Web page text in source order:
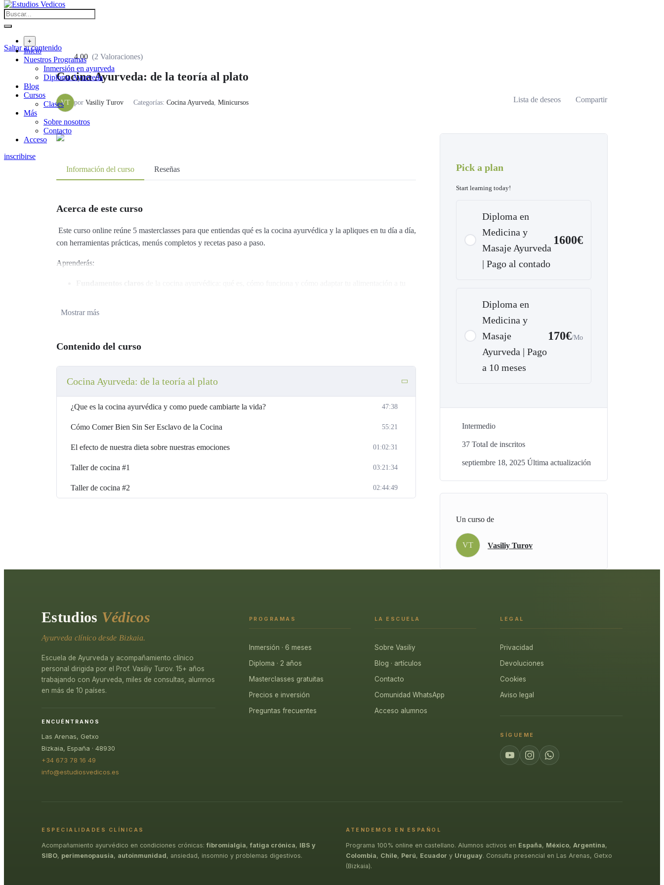
Saltar al contenido
+
Inicio
Nuestros Programas
Inmersión en ayurveda
Diploma Ayurveda
Blog
Cursos
Clases
Más
Sobre nosotros
Contacto
Acceso
inscribirse
4.00 (2 Valoraciones)
Cocina Ayurveda: de la teoría al plato
VT por Vasiliy Turov Categorías: Cocina Ayurveda, Minicursos Lista de deseos Compartir
Información del curso Reseñas
Acerca de este curso
Este curso online reúne 5 masterclasses para que entiendas qué es la cocina ayurvédica y la apliques en tu día a día,
con herramientas prácticas, menús completos y recetas paso a paso.
Aprenderás:
Organización y planificación
Taller práctico de cocina
No necesitas ingredientes raros ni conocimientos previos.
Solo ganas de comer mejor y sentirlo desde la primera comida.
Mostrar más
Contenido del curso
Cocina Ayurveda: de la teoría al plato
¿Que es la cocina ayurvédica y como puede cambiarte la vida? 47:38
Cómo Comer Bien Sin Ser Esclavo de la Cocina 55:21
El efecto de nuestra dieta sobre nuestras emociones 01:02:31
Taller de cocina #1 03:21:34
Taller de cocina #2 02:44:49
Pick a plan
Start learning today!
Diploma en
Medicina y
Masaje Ayurveda
| Pago al contado
1600€
Diploma en
Medicina y
Masaje
Ayurveda | Pago
a 10 meses
170€/Mo
Intermedio
37 TotaI de inscritos
septiembre 18, 2025 Última actualización
Un curso de
VT Vasiliy Turov
Estudios Védicos
Ayurveda clínico desde Bizkaia.
Escuela de Ayurveda y acompañamiento clínico
personal dirigida por el Prof. Vasiliy Turov. 15+ años
trabajando con Ayurveda, miles de consultas, alumnos
en más de 10 países.
ENCUÉNTRANOS
Las Arenas, Getxo
Bizkaia, España · 48930
+34 673 78 16 49
info@estudiosvedicos.es
PROGRAMAS
Inmersión · 6 meses
Diploma · 2 años
Masterclasses gratuitas
Precios e inversión
Preguntas frecuentes
LA ESCUELA
Sobre Vasiliy
Blog · artículos
Contacto
Comunidad WhatsApp
Acceso alumnos
LEGAL
Privacidad
Devoluciones
Cookies
Aviso legal
SÍGUEME
ESPECIALIDADES CLÍNICAS
Acompañamiento ayurvédico en condiciones crónicas:fibromialgia,fatiga crónica, IBS y
SIBO, perimenopausia, autoinmunidad, ansiedad, insomnio y problemas digestivos.
ATENDEMOS EN ESPAÑOL
Programa 100% online en castellano. Alumnos activos en España, México, Argentina,
Colombia, Chile, Perú, Ecuador y Uruguay. Consulta presencial en Las Arenas, Getxo
(Bizkaia).